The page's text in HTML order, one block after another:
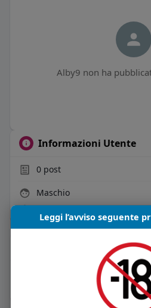
Alby9 non ha
Informazioni Utente
0post
Maschio
donne
Orientamento sessuale:
Leggi l’avviso seguente